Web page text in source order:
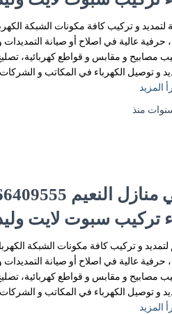
لتمديد و تركيب كافة مكونات الشبكة
حرفية عالية في اصلاح أو صيانة التمديدات
مصابيح و مقابس و قواطع كهربائية،
و توصيل الكهرباء في المكاتب و
المزيد
منذ
فني كهربائي منازل النعيم
تركيب سبوت لايت
لتمديد و تركيب كافة مكونات الشبكة
حرفية عالية في اصلاح أو صيانة التمديدات
مصابيح و مقابس و قواطع كهربائية،
و توصيل الكهرباء في المكاتب و
المزيد